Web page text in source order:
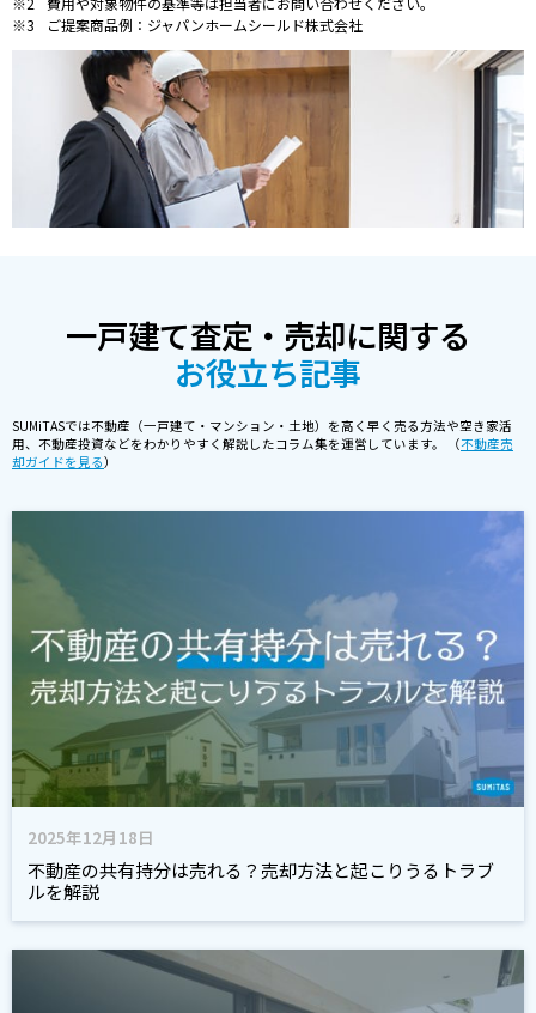
ご提案商品例：ジャパンホームシールド株式会社
一戸建て査定・売却に関する
お役立ち記事
SUMiTASでは不動産（一戸建て・マンション・土地）を高く早く売る方法や空き家活
用、不動産投資などをわかりやすく解説したコラム集を運営しています。 （不動産売
却ガイドを見る）
2025年12月18日
不動産の共有持分は売れる？売却方法と起こりうるトラブ
ルを解説